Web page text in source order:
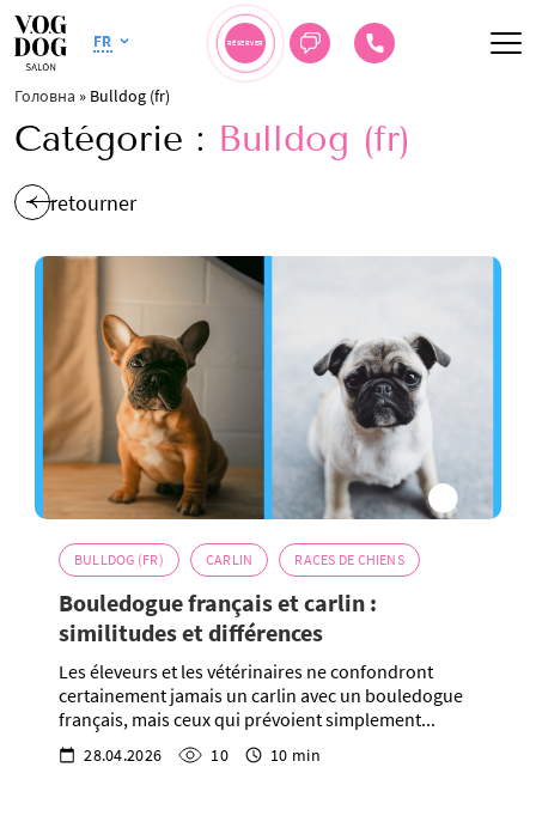
FR RÉSERVER
Головна » Bulldog (fr)
Catégorie : Bulldog (fr)
retourner
BULLDOG (FR) CARLIN RACES DE CHIENS
Bouledogue français et carlin :
similitudes et différences
Les éleveurs et les vétérinaires ne confondront
certainement jamais un carlin avec un bouledogue
français, mais ceux qui prévoient simplement...
28.04.2026 10 10 min